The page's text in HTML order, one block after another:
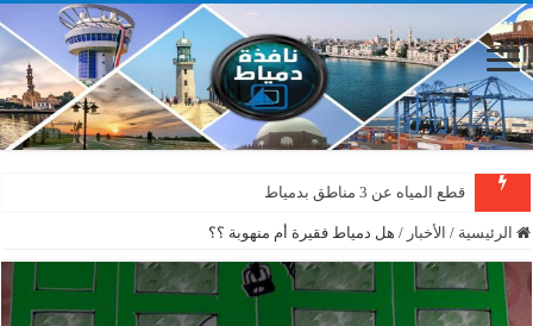
قطع المياه عن 3 مناطق بدمياط
دمياط : سقوط شجرة على الأسلاك الكهربائية بمنطقة المطرى
الرئيسية / الأخبار / هل دمياط فقيرة أم منهوبة ؟؟